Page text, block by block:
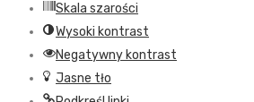
Skala szarości
Wysoki kontrast
Negatywny kontrast
Jasne tło